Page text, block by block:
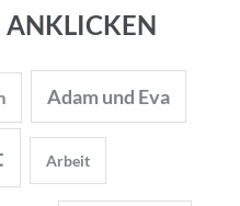
ANKLICKEN
Adam und Eva
Arbeit